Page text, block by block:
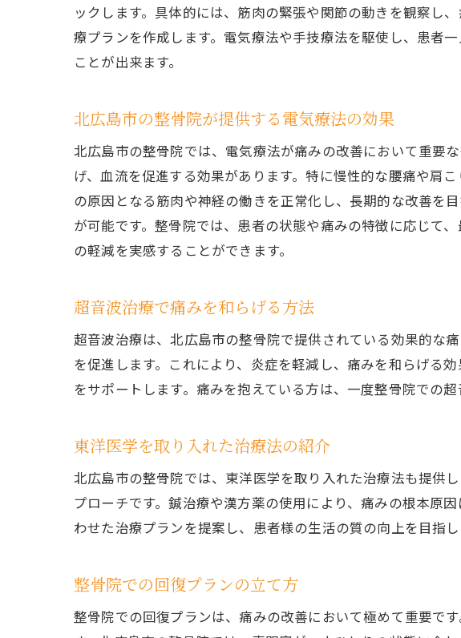
ックします。具体的には、筋肉の緊張や関節の動きを観察し
療プランを作成します。電気療法や手技療法を駆使し、患者
ことが出来ます。
北広島市の整骨院が提供する電気療法の効果
北広島市の整骨院では、電気療法が痛みの改善において重要
げ、血流を促進する効果があります。特に慢性的な腰痛や肩
の原因となる筋肉や神経の働きを正常化し、長期的な改善を
が可能です。整骨院では、患者の状態や痛みの特徴に応じて
の軽減を実感することができます。
超音波治療で痛みを和らげる方法
超音波治療は、北広島市の整骨院で提供されている効果的な
を促進します。これにより、炎症を軽減し、痛みを和らげる
をサポートします。痛みを抱えている方は、一度整骨院での
東洋医学を取り入れた治療法の紹介
北広島市の整骨院では、東洋医学を取り入れた治療法も提供
プローチです。鍼治療や漢方薬の使用により、痛みの根本原
わせた治療プランを提案し、患者様の生活の質の向上を目指
整骨院での回復プランの立て方
整骨院での回復プランは、痛みの改善において極めて重要で